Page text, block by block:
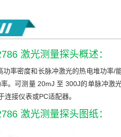
激光测量探头概述：
率密度和长脉冲激光的热电堆功率
。可测量 20mJ 至 300J的单脉冲
接仪表或PC适配器。
激光测量探头图纸：